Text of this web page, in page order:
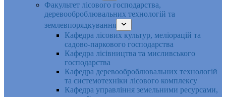
Факультет лісового господарства,
деревооброблювальних технологій та
землевпорядкування
Кафедра лісових культур, меліорацій та
садово-паркового господарства
Кафедра лісівництва та мисливського
господарства
Кафедра деревооброблювальних технологій
та системотехніки лісового комплексу
Кафедра управління земельними ресурсами,